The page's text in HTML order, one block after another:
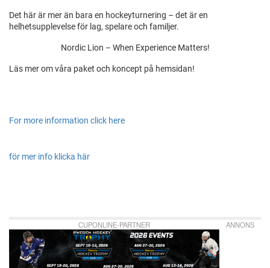
Det här är mer än bara en hockeyturnering – det är en
helhetsupplevelse för lag, spelare och familjer.
Nordic Lion – When Experience Matters!
Läs mer om våra paket och koncept på hemsidan!
For more information click here
för mer info klicka här
CUPONLINE-PARTNER ANNONS